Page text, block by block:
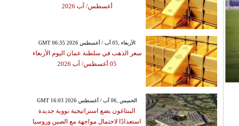
أغسطس/ آب 2026
GMT 06:35 2026 الأربعاء ,05 آب / أغسطس
سعر الذهب في سلطنة عمان اليوم الأربعاء
05 أغسطس/ آب 2026
GMT 16:03 2026 الخميس ,06 آب / أغسطس
البنتاغون يضع استراتيجية نووية جديدة
استعدادًا لاحتمال مواجهة مع الصين وروسيا